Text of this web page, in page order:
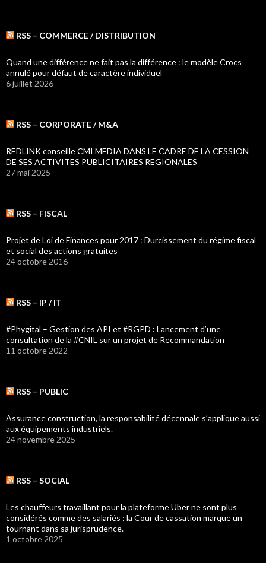
RSS – COMMERCE / DISTRIBUTION
Quand une différence ne fait pas la différence : le modèle Crocs
annulé pour défaut de caractère individuel
6 juillet 2026
RSS – CORPORATE / M&A
REDLINK conseille CMI MEDIA DANS LE CADRE DE LA CESSION
DE SES ACTIVITES PUBLICITAIRES REGIONALES
27 mai 2025
RSS – FISCAL
Projet de Loi de Finances pour 2017 : Durcissement du régime fiscal
et social des actions gratuites
24 octobre 2016
RSS – IP / IT
#Phygital – Gestion des API et #RGPD : Lancement d’une
consultation de la #CNIL sur un projet de Recommandation
11 octobre 2022
RSS – PUBLIC
Assurance construction, la responsabilité décennale s’applique aussi
aux équipements industriels.
24 novembre 2025
RSS – SOCIAL
Les chauffeurs travaillant pour la plateforme Uber ne sont plus
considérés comme des salariés : la Cour de cassation marque un
tournant dans sa jurisprudence.
1 octobre 2025